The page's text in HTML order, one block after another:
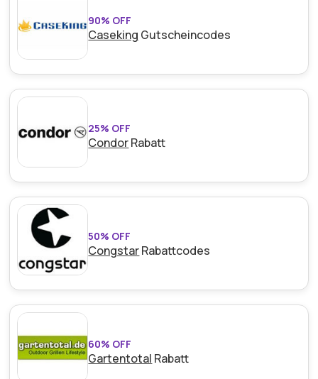
90% OFF
Caseking Gutscheincodes
25% OFF
CondorRabatt
50% OFF
CongstarRabattcodes
60% OFF
Gartentotal Rabatt